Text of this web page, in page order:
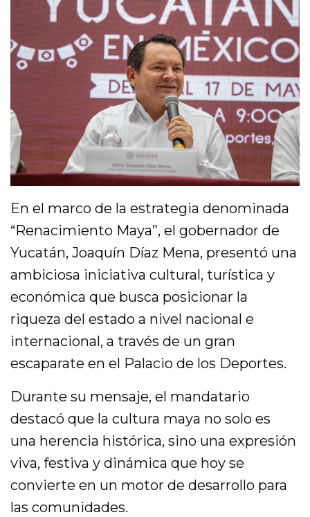
En el marco de la estrategia denominada
“Renacimiento Maya”, el gobernador de
Yucatán, Joaquín Díaz Mena, presentó una
ambiciosa iniciativa cultural, turística y
económica que busca posicionar la
riqueza del estado a nivel nacional e
internacional, a través de un gran
escaparate en el Palacio de los Deportes.
Durante su mensaje, el mandatario
destacó que la cultura maya no solo es
una herencia histórica, sino una expresión
viva, festiva y dinámica que hoy se
convierte en un motor de desarrollo para
las comunidades.